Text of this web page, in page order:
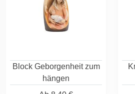
Block Geborgenheit zum
hängen